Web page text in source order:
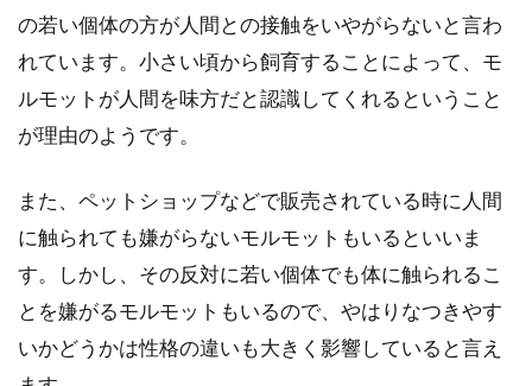
モルモットの触り方について。
モルモットの触り方を知りたい！うちの
ころか警戒心むき...
モルモットが産む子供の数は多
の若い個体の方が人間との接触をいやがらないと言わ
れています。小さい頃から飼育することによって、モ
ルモットが人間を味方だと認識してくれるということ
が理由のようです。
また、ペットショップなどで販売されている時に人間
に触られても嫌がらないモルモットもいるといいま
す。しかし、その反対に若い個体でも体に触られるこ
とを嫌がるモルモットもいるので、やはりなつきやす
いかどうかは性格の違いも大きく影響していると言え